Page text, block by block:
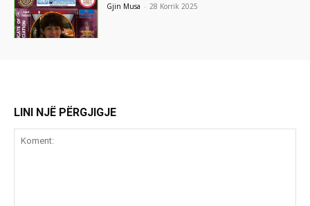
Gjin Musa - 28 Korrik 2025
LINI NJË PËRGJIGJE